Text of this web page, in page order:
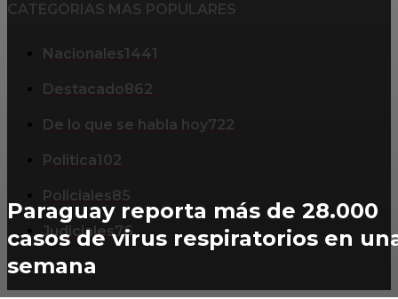
Paraguay reporta más de 28.000
casos de virus respiratorios en
semana
CATEGORIAS MAS POPULARES
Nacionales1441
Destacado862
De lo que se habla hoy722
Politica102
Policiales85
Judiciales76